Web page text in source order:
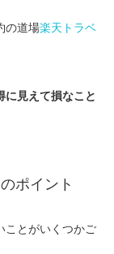
の道場楽天トラベ
に見えて損なこと
ポイント
ことがいくつかご